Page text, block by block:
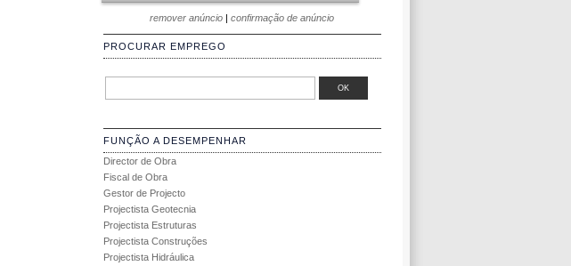
remover anúncio | confirmação de anúncio
PROCURAR EMPREGO
FUNÇÃO A DESEMPENHAR
Director de Obra
Fiscal de Obra
Gestor de Projecto
Projectista Geotecnia
Projectista Estruturas
Projectista Construções
Projectista Hidráulica